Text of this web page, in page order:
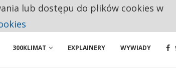
300KLIMAT EXPLAINERY WYWIADY
lub dostępu do plików cookies w